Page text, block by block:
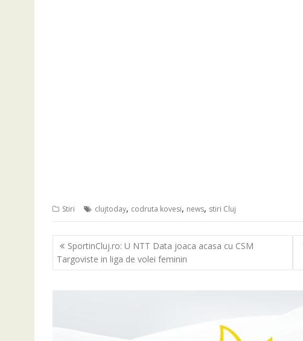
Stiri clujtoday, codruta kovesi, news, stiri Cluj
Navigare
în
articole
SportinCluj.ro: U NTT Data joaca acasa cu CSM
Targoviste in liga de volei feminin